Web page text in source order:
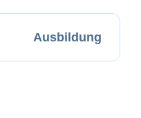
Ausbildung